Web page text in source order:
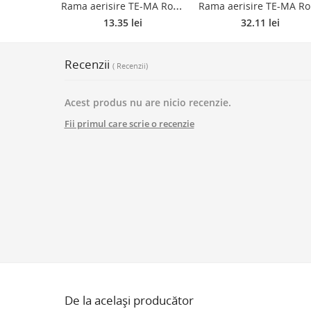
R
ama aerisire TE-MA Romania, plastic, maro, 120 mm
13.35 lei
ama
32.11 lei
Recenzii ( Recenzii)
Acest produs nu are nicio recenzie.
Fii primul care scrie o recenzie
De la același producător